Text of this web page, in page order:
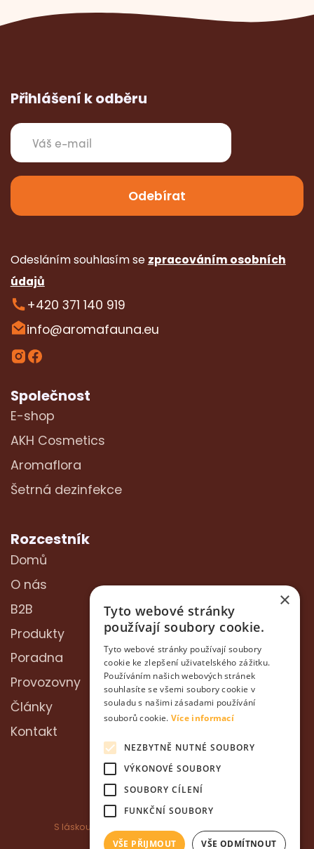
Společnost
E-shop
AKH Cosmetics
Aromaflora
Šetrná dezinfekce
Rozcestník
Domů
O nás
B2B
Produkty
Poradna
Provozovny
Články
Kontakt
Přihlášení k odběru
Odesláním souhlasím se zpracováním osobních
údajů
+420 371 140 919
info@aromafauna.eu
S láskou k zvířatům ❤️ ©2022 Service AKH s.r.o.
Ochrana osobních údajů
×
Tyto webové stránky
používají soubory cookie.
Tyto webové stránky používají soubory
cookie ke zlepšení uživatelského zážitku.
Používáním našich webových stránek
souhlasíte se všemi soubory cookie v
souladu s našimi zásadami používání
souborů cookie. Více informací
NEZBYTNĚ NUTNÉ SOUBORY
VÝKONOVÉ SOUBORY
SOUBORY CÍLENÍ
FUNKČNÍ SOUBORY
VŠE PŘIJMOUT VŠE ODMÍTNOUT